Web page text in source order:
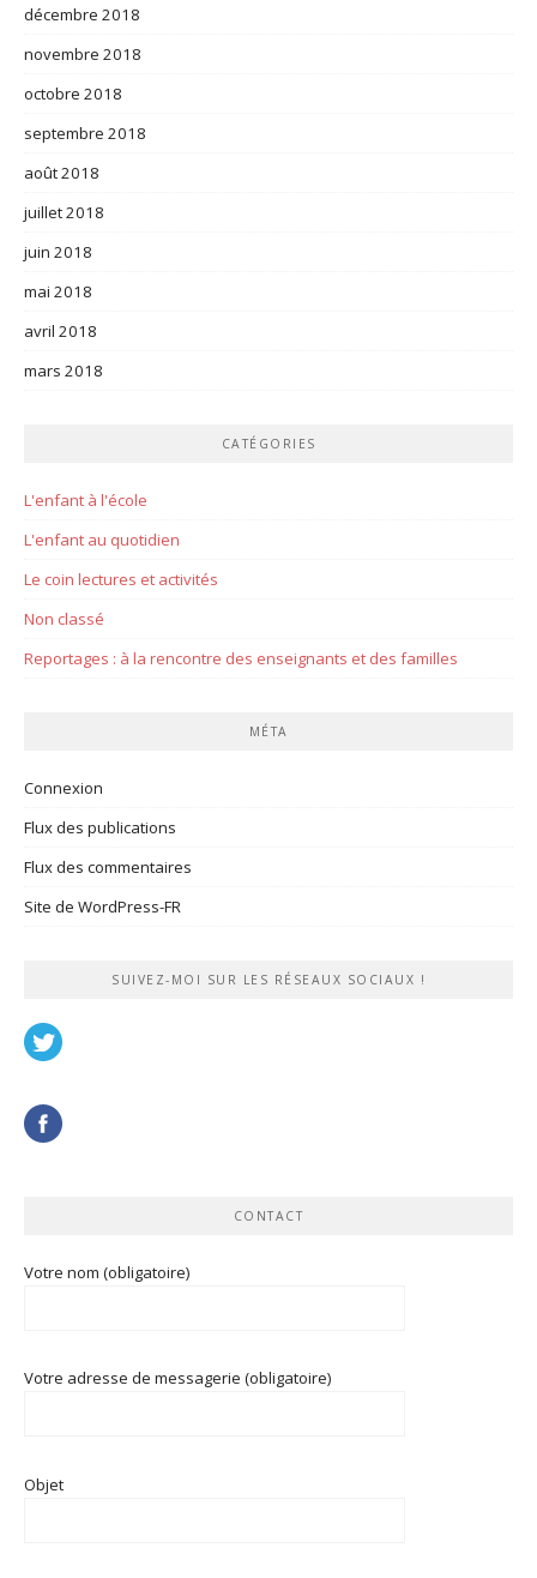
décembre 2018
novembre 2018
octobre 2018
septembre 2018
août 2018
juillet 2018
juin 2018
mai 2018
avril 2018
mars 2018
CATÉGORIES
L'enfant à l'école
L'enfant au quotidien
Le coin lectures et activités
Non classé
Reportages : à la rencontre des enseignants et des familles
MÉTA
Connexion
Flux des publications
Flux des commentaires
Site de WordPress-FR
SUIVEZ-MOI SUR LES RÉSEAUX SOCIAUX !
CONTACT
Votre nom (obligatoire)
Votre adresse de messagerie (obligatoire)
Objet